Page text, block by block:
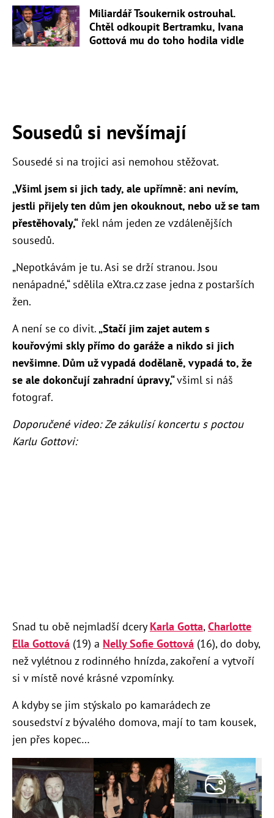
Miliardář Tsoukernik ostrouhal.
Chtěl odkoupit Bertramku, Ivana
Gottová mu do toho hodila vidle
Sousedů si nevšímají
Sousedé si na trojici asi nemohou stěžovat.
„Všiml jsem si jich tady, ale upřímně: ani nevím,
jestli přijely ten dům jen okouknout, nebo už se tam
přestěhovaly,“ řekl nám jeden ze vzdálenějších
sousedů.
„Nepotkávám je tu. Asi se drží stranou. Jsou
nenápadné,“ sdělila eXtra.cz zase jedna z postarších
žen.
A není se co divit.„Stačí jim zajet autem s
kouřovými skly přímo do garáže a nikdo si jich
nevšimne. Dům už vypadá dodělaně, vypadá to, že
se ale dokončují zahradní úpravy,“všiml si náš
fotograf.
Doporučené video: Ze zákulisí koncertu s poctou
Karlu Gottovi:
Snad tu obě nejmladší dcery Karla Gotta, Charlotte
Ella Gottová (19) a Nelly Sofie Gottová (16), do doby,
než vylétnou z rodinného hnízda, zakoření a vytvoří
si v místě nové krásné vzpomínky.
A kdyby se jim stýskalo po kamarádech ze
sousedství z bývalého domova, mají to tam kousek,
jen přes kopec…